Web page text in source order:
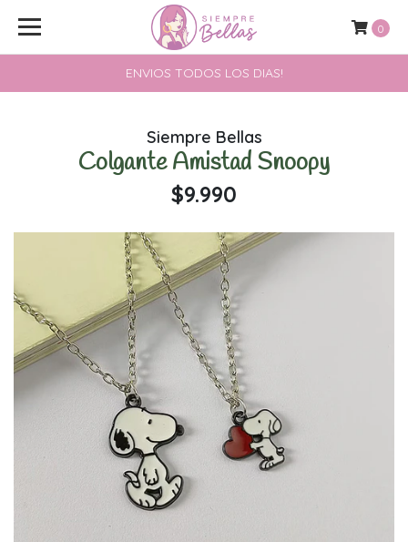
ENVIOS TODOS LOS DIAS!
0
Siempre Bellas
Colgante Amistad Snoopy
$9.990